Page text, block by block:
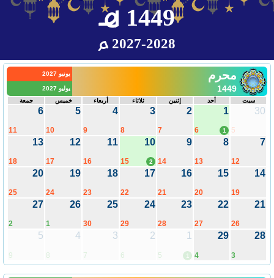
1449 هـ
2027-2028 م
محرم
1449
يونيو 2027
يوليو 2027
سبت
أحد إثنين ثلاثاء أربعاء خميس جمعة
30
5
1
6 1
2
7
3
8
4
9
5
10
6
11
7
12
8
13
9
14
10
15 2
11
16
12
17
13
18
14
19
15
20
16
21
17
22
18
23
19
24
20
25
21
26
22
27
23
28
24
29
25
30
26
1
27
2
28
3
29
4
1
5 1
2
6
3
7
4
8
5
9